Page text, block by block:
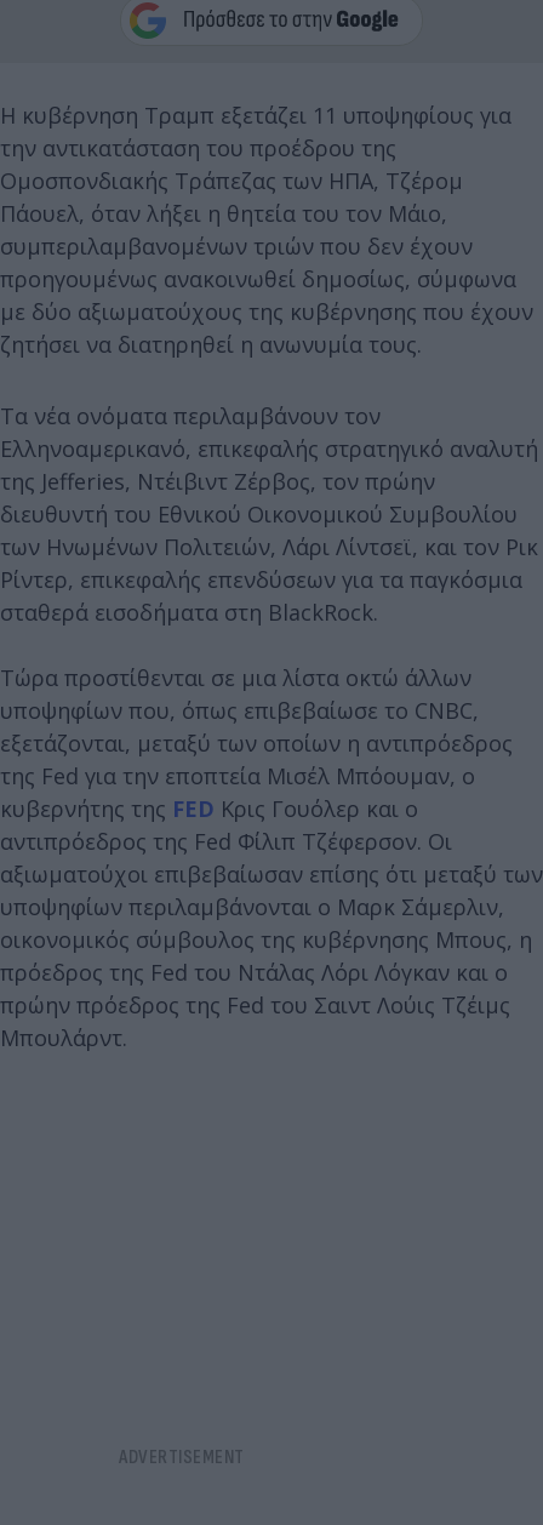
Η κυβέρνηση Τραμπ εξετάζει 11 υποψηφίους για
την αντικατάσταση του προέδρου της
Ομοσπονδιακής Τράπεζας των ΗΠΑ, Τζέρομ
Πάουελ, όταν λήξει η θητεία του τον Μάιο,
συμπεριλαμβανομένων τριών που δεν έχουν
προηγουμένως ανακοινωθεί δημοσίως, σύμφωνα
με δύο αξιωματούχους της κυβέρνησης που έχουν
ζητήσει να διατηρηθεί η ανωνυμία τους.
Τα νέα ονόματα περιλαμβάνουν τον
Ελληνοαμερικανό, επικεφαλής στρατηγικό αναλυτή
της Jefferies, Ντέιβιντ Ζέρβος, τον πρώην
διευθυντή του Εθνικού Οικονομικού Συμβουλίου
των Ηνωμένων Πολιτειών, Λάρι Λίντσεϊ, και τον Ρικ
Ρίντερ, επικεφαλής επενδύσεων για τα παγκόσμια
σταθερά εισοδήματα στη BlackRock.
Τώρα προστίθενται σε μια λίστα οκτώ άλλων
υποψηφίων που, όπως επιβεβαίωσε το CNBC,
εξετάζονται, μεταξύ των οποίων η αντιπρόεδρος
της Fed για την εποπτεία Μισέλ Μπόουμαν, ο
κυβερνήτης της FED Κρις Γουόλερ και ο
αντιπρόεδρος της Fed Φίλιπ Τζέφερσον. Οι
αξιωματούχοι επιβεβαίωσαν επίσης ότι μεταξύ των
υποψηφίων περιλαμβάνονται ο Μαρκ Σάμερλιν,
οικονομικός σύμβουλος της κυβέρνησης Μπους, η
πρόεδρος της Fed του Ντάλας Λόρι Λόγκαν και ο
πρώην πρόεδρος της Fed του Σαιντ Λούις Τζέιμς
Μπουλάρντ.